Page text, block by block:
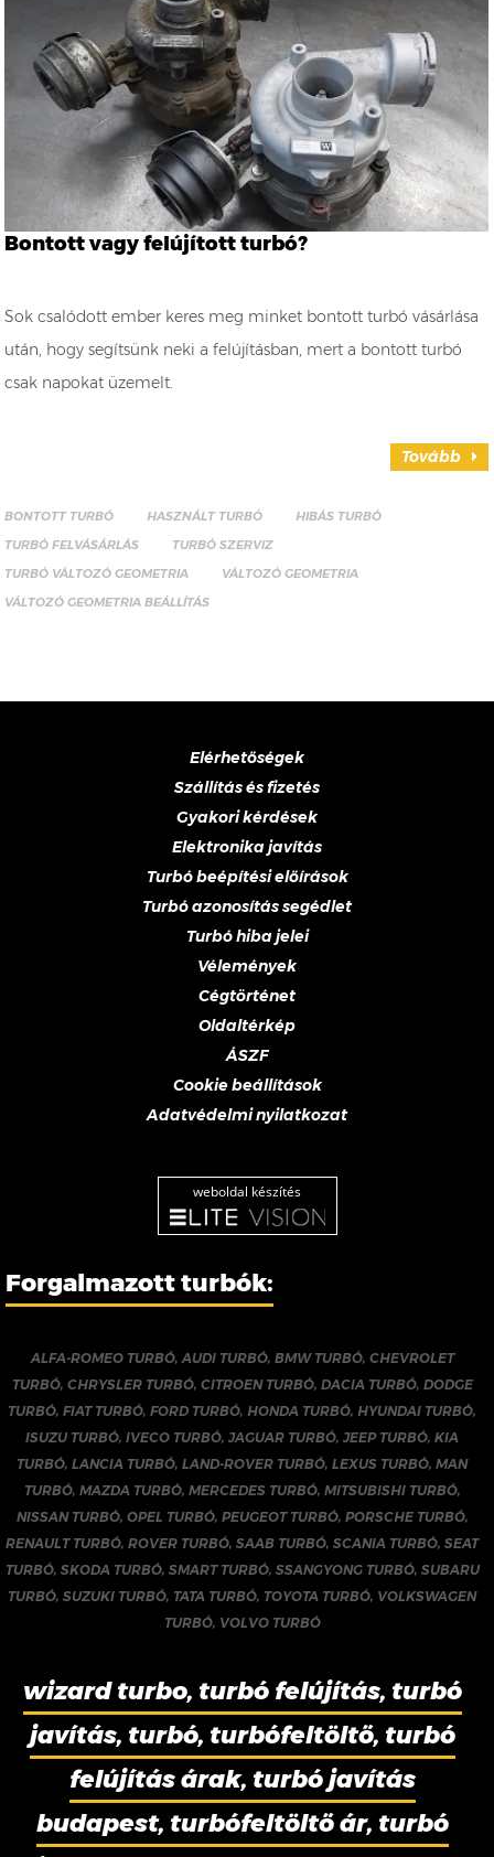
Bontott vagy felújított turbó?
Sok csalódott ember keres meg minket bontott turbó vásárlása
után, hogy segítsünk neki a felújításban, mert a bontott turbó
csak napokat üzemelt.
Tovább
BONTOTT TURBÓ HASZNÁLT TURBÓ
HIBÁS TURBÓ
TURBÓ FELVÁSÁRLÁS
TURBÓ SZERVIZ
TURBÓ VÁLTOZÓ GEOMETRIA
VÁLTOZÓ GEOMETRIA
VÁLTOZÓ GEOMETRIA BEÁLLÍTÁS
Elérhetőségek
Szállítás és fizetés
Gyakori kérdések
Elektronika javítás
Turbó beépítési előírások
Turbó azonosítás segédlet
Turbó hiba jelei
Vélemények
Cégtörténet
Oldaltérkép
ÁSZF
Cookie beállítások
Adatvédelmi nyilatkozat
weboldal készítés
Forgalmazott turbók:
ALFA-ROMEO TURBÓ,AUDI TURBÓ, BMW TURBÓ, CHEVROLET
TURBÓ, CHRYSLER TURBÓ, CITROEN TURBÓ, DACIA TURBÓ, DODGE
TURBÓ,FIAT TURBÓ,FORD TURBÓ, HONDA TURBÓ, HYUNDAI TURBÓ,
ISUZU TURBÓ,IVECO TURBÓ,JAGUAR TURBÓ,JEEP TURBÓ,KIA
TURBÓ,LANCIA TURBÓ,LAND-ROVER TURBÓ,LEXUS TURBÓ,MAN
TURBÓ, MAZDA TURBÓ, MERCEDES TURBÓ, MITSUBISHI TURBÓ,
NISSAN TURBÓ, OPEL TURBÓ, PEUGEOT TURBÓ, PORSCHE TURBÓ,
RENAULT TURBÓ,ROVER TURBÓ,SAAB TURBÓ,SCANIA TURBÓ,SEAT
TURBÓ, SKODA TURBÓ, SMART TURBÓ, SSANGYONG TURBÓ, SUBARU
TURBÓ,SUZUKI TURBÓ, TATA TURBÓ, TOYOTA TURBÓ, VOLKSWAGEN
TURBÓ, VOLVO TURBÓ
wizard turbo, turbó felújítás, turbó
javítás, turbó, turbófeltöltő, turbó
felújítás árak, turbó javítás
budapest, turbófeltöltő ár, turbó